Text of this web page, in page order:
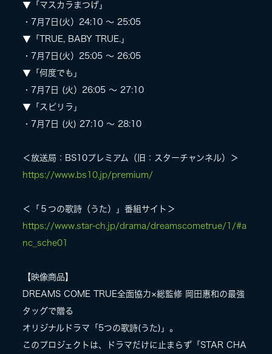
SPECIAL SITE
▼「マスカラまつげ」
・7月7日(火）24:10 〜 25:05
▼「TRUE, BABY TRUE.」
・7月7日(火）25:05 〜 26:05
▼「何度でも」
・7月7日 (火）26:05 〜 27:10
▼「スピリラ」
・7月7日 (火) 27:10 〜 28:10
＜放送局：BS10プレミアム（旧：スターチャンネル）＞
https://www.bs10.jp/premium/
＜「５つの歌詩（うた）」番組サイト＞
https://www.star-ch.jp/drama/dreamscometrue/1/#a
nc_sche01
【映像商品】
DREAMS COME TRUE全面協力×総監修 岡田惠和の最強
タッグで贈る
オリジナルドラマ「5つの歌詩(うた)」。
このプロジェクトは、ドラマだけに止まらず「STAR CHA